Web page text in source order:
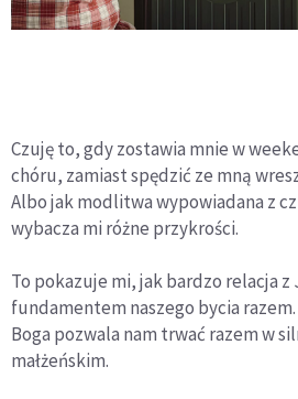
Czuję to, gdy zostawia mnie w
chóru, zamiast spędzić ze mną
Albo jak modlitwa wypowiadana z
wybacza mi różne przykrości.
To pokazuje mi, jak bardzo relacja z
fundamentem naszego bycia
Boga pozwala nam trwać razem w
małżeńskim.